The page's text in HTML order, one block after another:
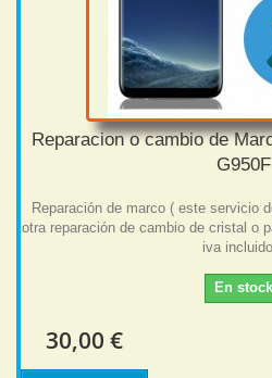
Reparacion o cambio de
G950F
Reparación de marco ( este servicio
otra reparación de cambio de cristal o
iva
En stock
30,00 €